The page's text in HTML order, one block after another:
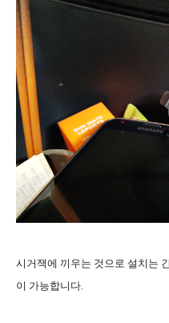
시거잭에 끼우는 것으로 설치는
이 가능합니다.